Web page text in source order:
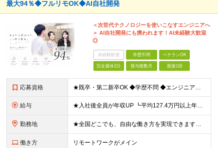
最大94％◆フルリモOK◆AI自社開発
＜次世代テクノロジーを使いこなすエンジニアへ
＞ AI自社開発にも携われます！AI未経験大歓迎
◎
未経験歓迎 学歴不問 ベテランOK
完全週休2日 賞与複数月 面接1回
応募資格 ★既卒・第二新卒OK ◆学歴不問 ◆エンジニアとしての何かしらの実務経験が1年以上ある方 ※AI未経験者大歓迎 ★意欲重視の採用です！ 「経歴に自信がない」という方も、"今後挑戦したいこと""スキル
給与 ★入社後全員が年収UP ┗平均127.4万円以上年収UP！ ┗最大390万円UPの実績もあり 月給35万円～100万円＋決算賞与＋各種手当 【 給与イメージ 】 ■経験1年以上…月給35万円～＋決
勤務地 ★全国どこでも、自由な働き方を実現できます！ 全国のプロジェクト先やフルリモート環境での勤務も可能です。 ＼自由度の高い働き方、叶えます／ □フルリモートで働きたい □ハイブリットに働きたい □家庭
働き方 リモートワークがメイン